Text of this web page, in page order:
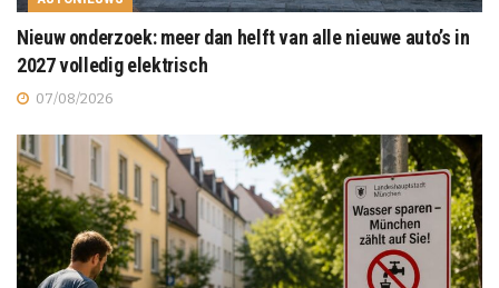
Nieuw onderzoek: meer dan helft van alle nieuwe auto’s in
2027 volledig elektrisch
07/08/2026